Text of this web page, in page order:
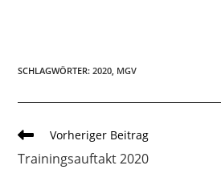
SCHLAGWÖRTER:2020, MGV
Weitere
ansehen
Vorheriger Beitrag
Trainingsauftakt 2020